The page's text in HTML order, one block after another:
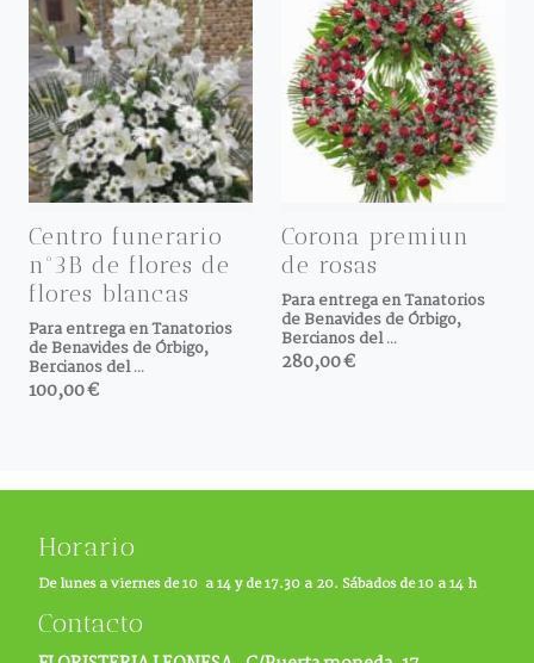
Centro funerario
nº3B de flores de
flores blancas
Para entrega en Tanatorios
de Benavides de Órbigo,
Bercianos del ...
100,00 €
Corona premiun
de rosas
Para entrega en Tanatorios
de Benavides de Órbigo,
Bercianos del ...
280,00 €
Horario
De lunes a viernes de 10 a 14 y de 17.30 a 20. Sábados de 10 a 14 h
Contacto